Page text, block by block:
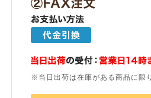
※当日出荷は在庫がある商品に限